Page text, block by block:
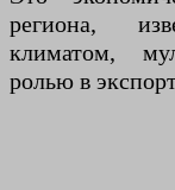
региона,
климатом,
ролью в